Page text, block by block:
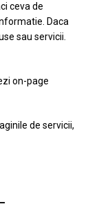
ceva de
Daca
sau servicii.
on-page
de servicii,